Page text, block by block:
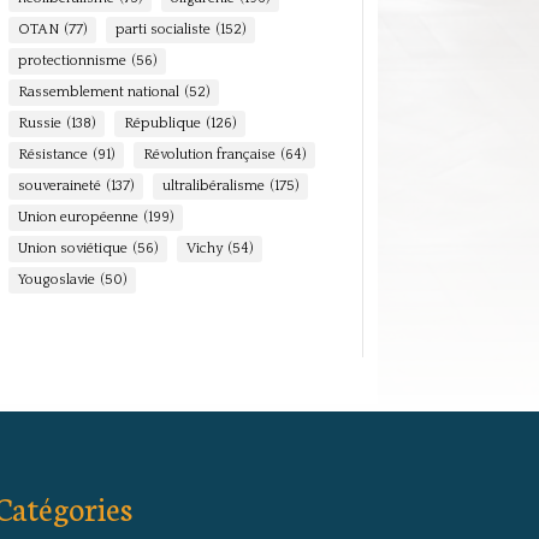
OTAN (77) parti socialiste (152)
protectionnisme (56)
Rassemblement national (52)
Russie (138) République (126)
Résistance (91) Révolution française (64)
souveraineté (137) ultralibéralisme (175)
Union européenne (199)
Union soviétique (56) Vichy (54)
Yougoslavie (50)